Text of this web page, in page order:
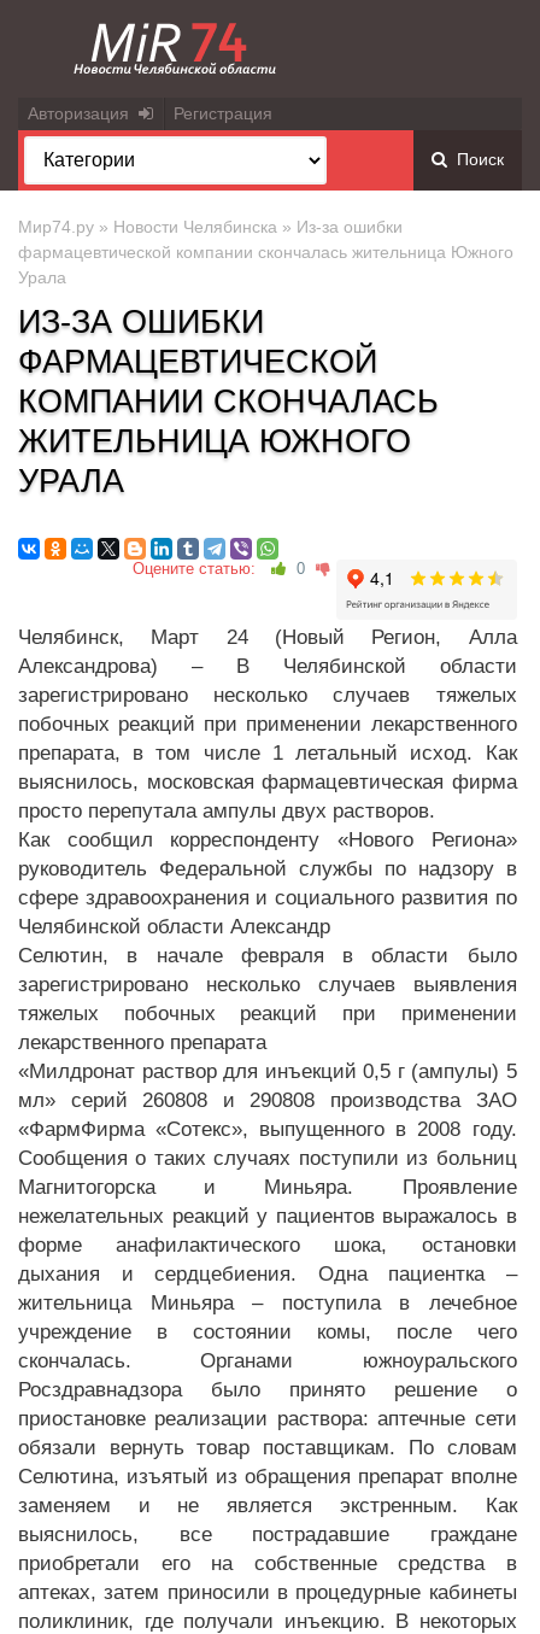
Авторизация Регистрация
Поиск
Мир74.ру » Новости Челябинска » Из-за ошибки
фармацевтической компании скончалась жительница Южного
Урала
ИЗ-ЗА ОШИБКИ
ФАРМАЦЕВТИЧЕСКОЙ
КОМПАНИИ СКОНЧАЛАСЬ
ЖИТЕЛЬНИЦА ЮЖНОГО
УРАЛА
Оцените статью: 0
Челябинск, Март 24 (Новый Регион, Алла
Александрова) – В Челябинской области
зарегистрировано несколько случаев тяжелых
побочных реакций при применении лекарственного
препарата, в том числе 1 летальный исход. Как
выяснилось, московская фармацевтическая фирма
просто перепутала ампулы двух растворов.
Как сообщил корреспонденту «Нового Региона»
руководитель Федеральной службы по надзору в
сфере здравоохранения и социального развития по
Челябинской области Александр
Селютин, в начале февраля в области было
зарегистрировано несколько случаев выявления
тяжелых побочных реакций при применении
лекарственного препарата
«Милдронат раствор для инъекций 0,5 г (ампулы) 5
мл» серий 260808 и 290808 производства ЗАО
«ФармФирма «Сотекс», выпущенного в 2008 году.
Сообщения о таких случаях поступили из больниц
Магнитогорска и Миньяра. Проявление
нежелательных реакций у пациентов выражалось в
форме анафилактического шока, остановки
дыхания и сердцебиения. Одна пациентка –
жительница Миньяра – поступила в лечебное
учреждение в состоянии комы, после чего
скончалась. Органами южноуральского
Росздравнадзора было принято решение о
приостановке реализации раствора: аптечные сети
обязали вернуть товар поставщикам. По словам
Селютина, изъятый из обращения препарат вполне
заменяем и не является экстренным. Как
выяснилось, все пострадавшие граждане
приобретали его на собственные средства в
аптеках, затем приносили в процедурные кабинеты
поликлиник, где получали инъекцию. В некоторых